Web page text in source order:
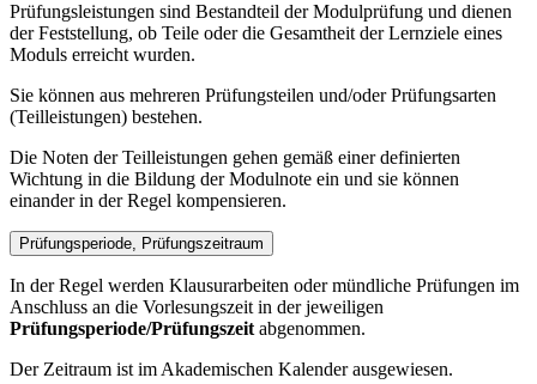
Prüfungsleistungen sind Bestandteil der Modulprüfung und dienen
der Feststellung, ob Teile oder die Gesamtheit der Lernziele eines
Moduls erreicht wurden.
Sie können aus mehreren Prüfungsteilen und/oder Prüfungsarten
(Teilleistungen) bestehen.
Die Noten der Teilleistungen gehen gemäß einer definierten
Wichtung in die Bildung der Modulnote ein und sie können
einander in der Regel kompensieren.
Prüfungsperiode, Prüfungszeitraum
In der Regel werden Klausurarbeiten oder mündliche Prüfungen im
Anschluss an die Vorlesungszeit in der jeweiligen
Prüfungsperiode/Prüfungszeit abgenommen.
Der Zeitraum ist im Akademischen Kalender ausgewiesen.